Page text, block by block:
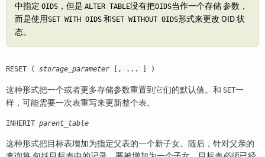
中指定 OIDS ，但是 ALTER TABLE没有把OIDS当作一个存储 参数，
而是使用SET WITH OIDS 和SET WITHOUT OIDS形式来更改 OID 状
态。
RESET ( storage_parameter [, ... ] )
这种形式把一个或者更多存储参数重置到它们的默认值。和 SET一
样，可能需要一次表重写来更新整个表。
INHERIT parent_table
这种形式把目标表增加为指定父表的一个新子女。随后，针对父亲的